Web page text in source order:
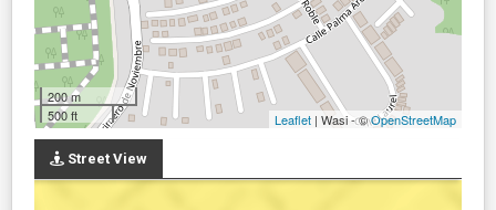
200 m
500 ft
Leaflet | Wasi - ©OpenStreetMap
Street View